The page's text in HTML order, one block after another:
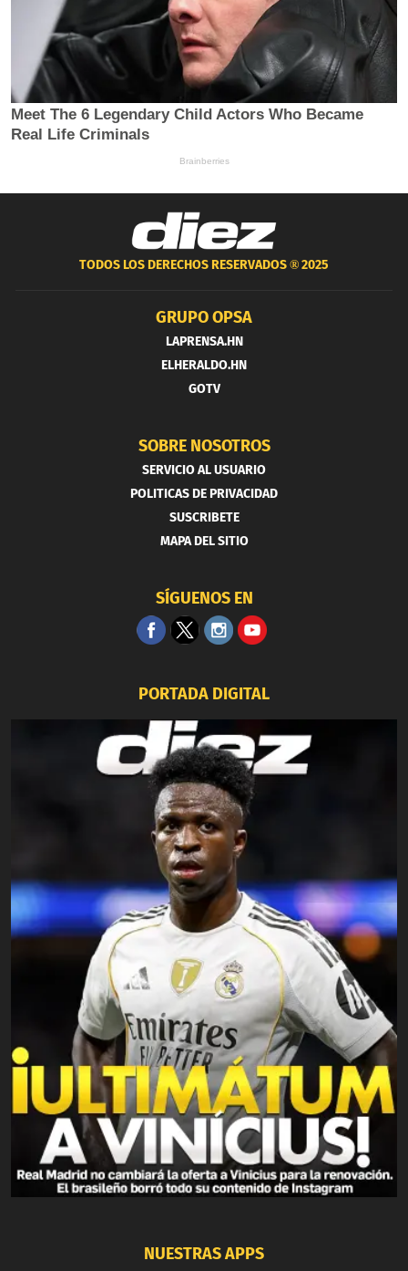
TODOS LOS DERECHOS RESERVADOS ®2025
GRUPO OPSA
LAPRENSA.HN
ELHERALDO.HN
GOTV
SOBRE NOSOTROS
SERVICIO AL USUARIO
POLITICAS DE PRIVACIDAD
SUSCRIBETE
MAPA DEL SITIO
SÍGUENOS EN
PORTADA DIGITAL
NUESTRAS APPS